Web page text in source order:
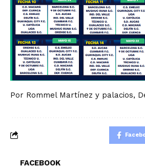
Por Rommel Martínez y palacios,
FACEBOOK